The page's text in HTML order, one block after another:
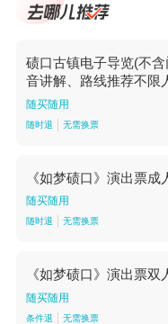
碛口古镇电子导览(不
音讲解、路线推荐不限
随买随用
随时退 无需换票
《如梦碛口》演出票成
随买随用
随时退 无需换票
《如梦碛口》演出票双
随买随用
条件退 无需换票